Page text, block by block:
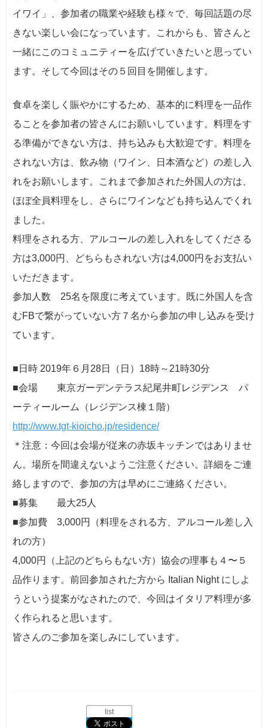
イワイ」、参加者の職業や経験も様々で、毎回話題の尽
きない楽しい会になっています。これからも、皆さんと
一緒にこのコミュニティーを広げていきたいと思ってい
ます。そして今回はその５回目を開催します。
食卓を楽しく賑やかにするため、基本的に料理を一品作
ることを参加者の皆さんにお願いしています。料理をす
る準備ができない方は、持ち込みも大歓迎です。料理を
されない方は、飲み物（ワイン、日本酒など）の差し入
れをお願いします。これまで参加された外国人の方は、
ほぼ全員料理をし、さらにワインなども持ち込んでくれ
ました。
料理をされる方、アルコールの差し入れをしてくださる
方は3,000円、どちらもされない方は4,000円をお支払い
いただきます。
参加人数 25名を限度に考えています。既に外国人を含
むFBで繋がっていない方７名から参加の申し込みを受け
ています。
■日時 2019年６月28日（日）18時～21時30分
■会場 東京ガーデンテラス紀尾井町レジデンス パ
ーティールーム（レジデンス棟１階）
http://www.tgt-kioicho.jp/residence/
＊注意：今回は会場が従来の赤坂キッチンではありませ
ん。場所を間違えないようご注意ください。詳細をご連
絡しますので、参加の方は早めにご連絡ください。
■募集 最大25人
■参加費 3,000円（料理をされる方、アルコール差し入
れの方）
4,000円（上記のどちらもない方）協会の理事も４〜５
品作ります。前回参加された方から Italian Night にしよ
うという提案がなされたので、今回はイタリア料理が多
く作られると思います。
皆さんのご参加を楽しみにしています。
list